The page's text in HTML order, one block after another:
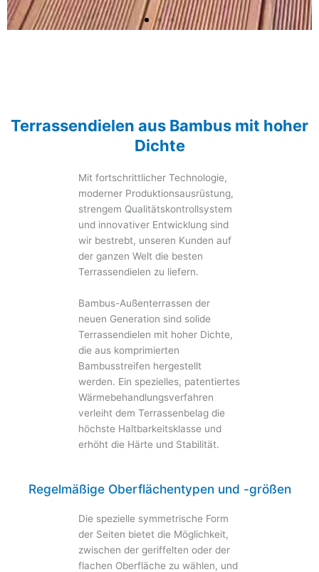
Die spezielle symmetrische Form der
Seiten bietet die Möglichkeit,
zwischen der geriffelten oder der
ermöglicht eine schnelle Installation
mit Befestigungselementen.
Mehr
Terrassendielen aus Bambus mit hoher
Dichte
Mit fortschrittlicher Technologie,
moderner Produktionsausrüstung,
strengem Qualitätskontrollsystem
und innovativer Entwicklung sind
wir bestrebt, unseren Kunden auf
der ganzen Welt die besten
Terrassendielen zu liefern.
Bambus-Außenterrassen der
neuen Generation sind solide
Terrassendielen mit hoher Dichte,
die aus komprimierten
Bambusstreifen hergestellt
werden. Ein spezielles, patentiertes
Wärmebehandlungsverfahren
verleiht dem Terrassenbelag die
höchste Haltbarkeitsklasse und
erhöht die Härte und Stabilität.
Regelmäßige Oberflächentypen und -größen
Die spezielle symmetrische Form
der Seiten bietet die Möglichkeit,
zwischen der geriffelten oder der
flachen Oberfläche zu wählen, und